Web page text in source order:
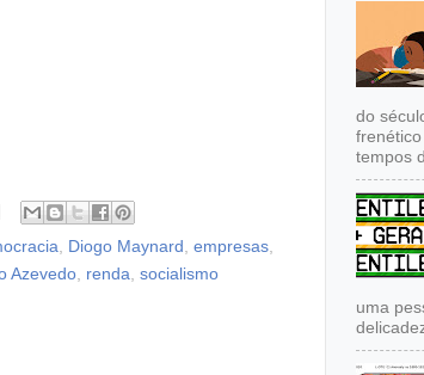
Diogo Maynard empresas
Azevedo renda socialismo
do
tempos
uma